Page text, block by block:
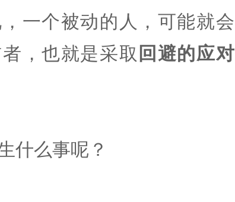
一个被动的人，可能就会
，也就是采取 回避的应对
什么事呢？